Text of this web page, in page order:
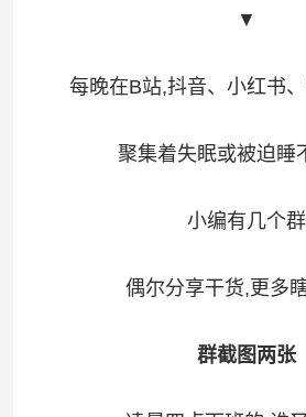
▼
每晚在B站,抖音、小红书
聚集着失眠或被迫睡
小编有几个群
偶尔分享干货,更多
群截图两张